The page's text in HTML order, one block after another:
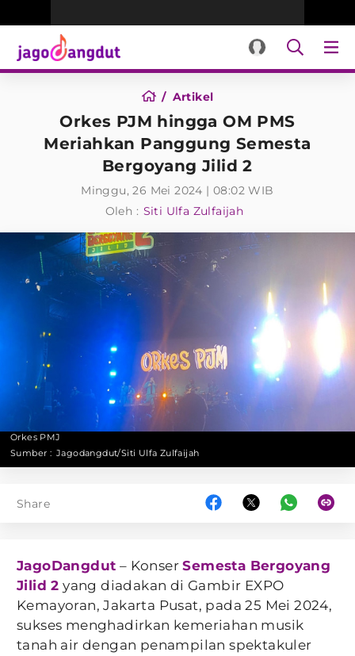
Artikel
Orkes PJM hingga OM PMS
Meriahkan Panggung Semesta
Bergoyang Jilid 2
Minggu, 26 Mei 2024 | 08:02 WIB
Oleh : Siti Ulfa Zulfaijah
Orkes PMJ
Sumber : Jagodangdut/Siti Ulfa Zulfaijah
Share
JagoDangdut – KonserSemesta Bergoyang
Jilid 2 yang diadakan di Gambir EXPO
Kemayoran, Jakarta Pusat, pada 25 Mei 2024,
sukses menghadirkan kemeriahan musik
tanah air dengan penampilan spektakuler